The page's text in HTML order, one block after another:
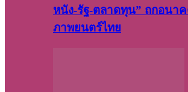
หนัง-รัฐ-ตลาดทุน” ถกอนา
ภาพยนตร์ไทย